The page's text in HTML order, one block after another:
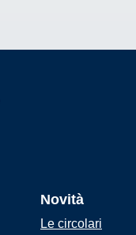
Novità
Le circolari